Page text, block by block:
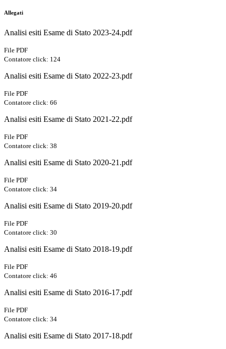
Allegati
Analisi esiti Esame di Stato 2023-24.pdf
File PDF
Contatore click: 124
Analisi esiti Esame di Stato 2022-23.pdf
File PDF
Contatore click: 66
Analisi esiti Esame di Stato 2021-22.pdf
File PDF
Contatore click: 38
Analisi esiti Esame di Stato 2020-21.pdf
File PDF
Contatore click: 34
Analisi esiti Esame di Stato 2019-20.pdf
File PDF
Contatore click: 30
Analisi esiti Esame di Stato 2018-19.pdf
File PDF
Contatore click: 46
Analisi esiti Esame di Stato 2016-17.pdf
File PDF
Contatore click: 34
Analisi esiti Esame di Stato 2017-18.pdf